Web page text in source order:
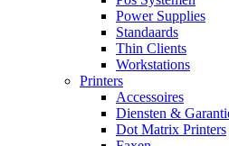
Power Supplies
Standaards
Thin Clients
Workstations
Printers
Accessoires
Diensten &
Dot Matrix Printers